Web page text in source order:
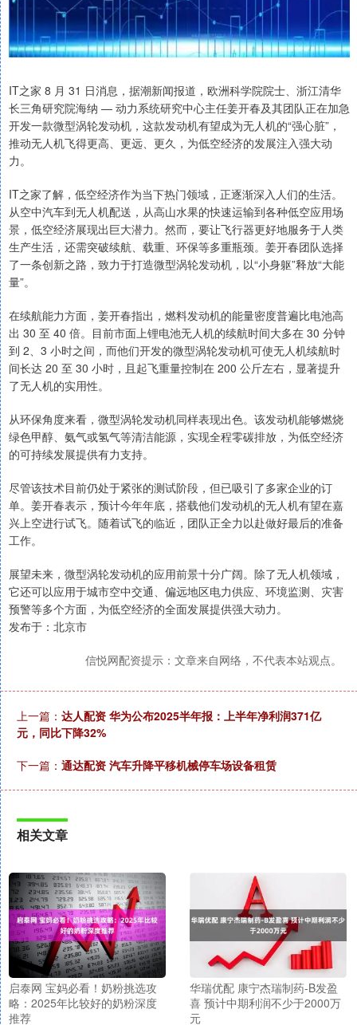
IT之家 8 月 31 日消息，据潮新闻报道，欧洲科学院院士、浙江清华
长三角研究院海纳 — 动力系统研究中心主任姜开春及其团队正在加急
开发一款微型涡轮发动机，这款发动机有望成为无人机的“强心脏”，
推动无人机飞得更高、更远、更久，为低空经济的发展注入强大动
力。
IT之家了解，低空经济作为当下热门领域，正逐渐深入人们的生活。
从空中汽车到无人机配送，从高山水果的快速运输到各种低空应用场
景，低空经济展现出巨大潜力。然而，要让飞行器更好地服务于人类
生产生活，还需突破续航、载重、环保等多重瓶颈。姜开春团队选择
了一条创新之路，致力于打造微型涡轮发动机，以“小身躯”释放“大能
量”。
在续航能力方面，姜开春指出，燃料发动机的能量密度普遍比电池高
出 30 至 40 倍。目前市面上锂电池无人机的续航时间大多在 30 分钟
到 2、3 小时之间，而他们开发的微型涡轮发动机可使无人机续航时
间长达 20 至 30 小时，且起飞重量控制在 200 公斤左右，显著提升
了无人机的实用性。
从环保角度来看，微型涡轮发动机同样表现出色。该发动机能够燃烧
绿色甲醇、氨气或氢气等清洁能源，实现全程零碳排放，为低空经济
的可持续发展提供有力支持。
尽管该技术目前仍处于紧张的测试阶段，但已吸引了多家企业的订
单。姜开春表示，预计今年年底，搭载他们发动机的无人机有望在嘉
兴上空进行试飞。随着试飞的临近，团队正全力以赴做好最后的准备
工作。
展望未来，微型涡轮发动机的应用前景十分广阔。除了无人机领域，
它还可以应用于城市空中交通、偏远地区电力供应、环境监测、灾害
预警等多个方面，为低空经济的全面发展提供强大动力。
发布于：北京市
信悦网配资提示：文章来自网络，不代表本站观点。
上一篇： 达人配资 华为公布2025半年报：上半年净利润371亿
元，同比下降32%
下一篇： 通达配资 汽车升降平移机械停车场设备租赁
相关文章
启泰网 宝妈必看！奶粉挑选攻
略：2025年比较好的奶粉深度
推荐
华瑞优配 康宁杰瑞制药-B发盈
喜 预计中期利润不少于2000万
元